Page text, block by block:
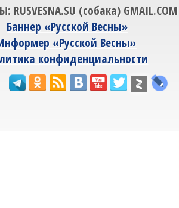
RUSVESNA.SU (собака) GMAIL.COM
Баннер «Русской Весны»
«Русской Весны»
конфиденциальности